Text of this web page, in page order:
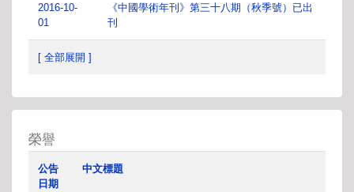
2016-10-
01
《中國學術年刊》第三十八期（秋季號）已出
刊
[ 全部展開 ]
榮譽
公告
日期
中文標題